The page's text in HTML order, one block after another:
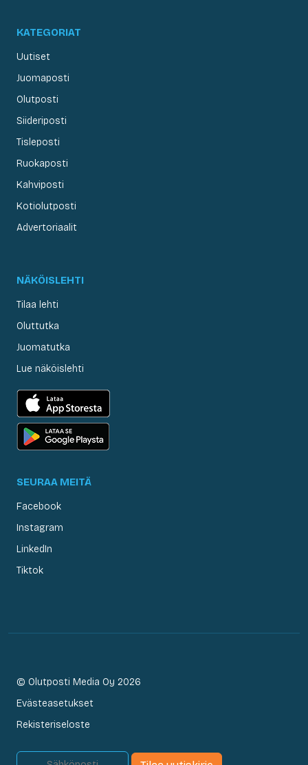
KATEGORIAT
Uutiset
Juomaposti
Olutposti
Siideriposti
Tisleposti
Ruokaposti
Kahviposti
Kotiolutposti
Advertoriaalit
NÄKÖISLEHTI
Tilaa lehti
Oluttutka
Juomatutka
Lue näköislehti
SEURAA MEITÄ
Facebook
Instagram
LinkedIn
Tiktok
© Olutposti Media Oy 2026
Evästeasetukset
Rekisteriseloste